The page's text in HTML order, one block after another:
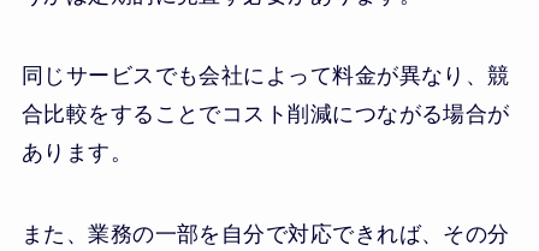
同じサービスでも会社によって料金が異なり、競
合比較をすることでコスト削減につながる場合が
あります。
また、業務の一部を自分で対応できれば、その分